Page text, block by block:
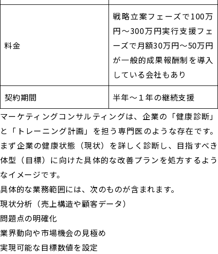
料金
戦略立案フェーズで100万
円〜300万円実行支援フェ
ーズで月額30万円〜50万円
が一般的成果報酬制を導入
している会社もあり
契約期間
半年〜１年の継続支援
マーケティングコンサルティングは、企業の「健康診断」
と「トレーニング計画」を担う専門医のような存在です。
まず企業の健康状態（現状）を詳しく診断し、目指すべき
体型（目標）に向けた具体的な改善プランを処方するよう
なイメージです。
具体的な業務範囲には、次のものが含まれます。
現状分析（売上構造や顧客データ）
問題点の明確化
業界動向や市場機会の見極め
実現可能な目標数値を設定